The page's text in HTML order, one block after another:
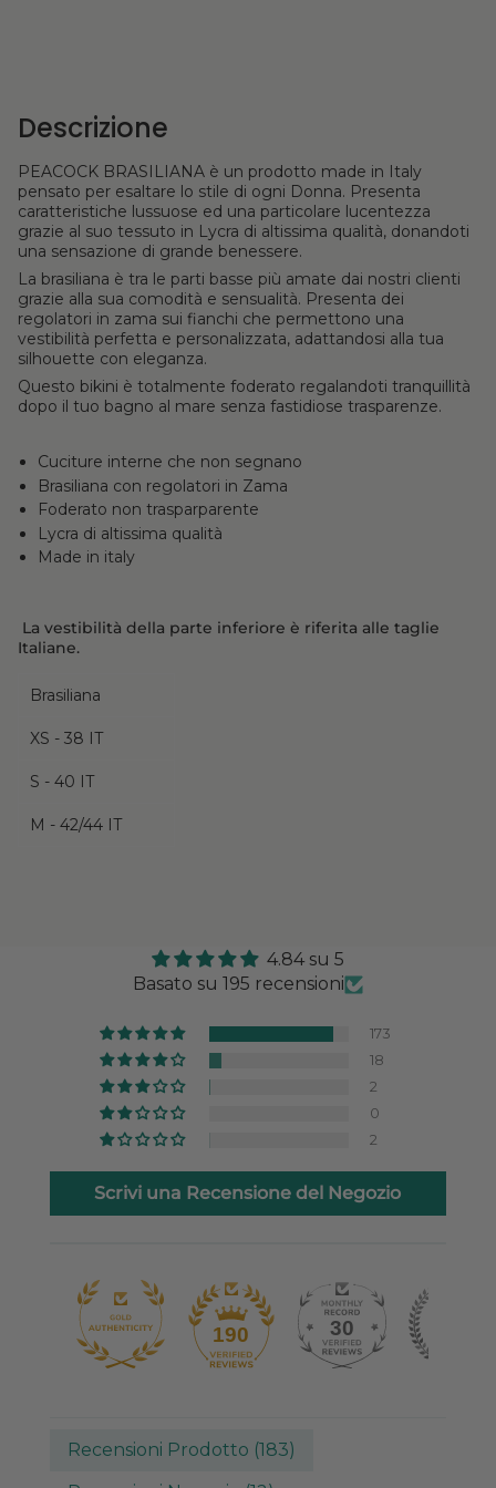
Descrizione
PEACOCK BRASILIANA è un prodotto made in Italy
pensato per esaltare lo stile di ogni Donna. Presenta
caratteristiche lussuose ed una particolare lucentezza
grazie al suo tessuto in Lycra di altissima qualità, donandoti
una sensazione di grande benessere.
La brasiliana è tra le parti basse più amate dai nostri clienti
grazie alla sua comodità e sensualità. Presenta dei
regolatori in zama sui fianchi che permettono una
vestibilità perfetta e personalizzata, adattandosi alla tua
silhouette con eleganza.
Questo bikini è totalmente foderato regalandoti tranquillità
dopo il tuo bagno al mare senza fastidiose trasparenze.
Cuciture interne che non segnano
Brasiliana con regolatori in Zama
Foderato non trasparparente
Lycra di altissima qualità
Made in italy
La vestibilità della parte inferiore è riferita alle taglie
Italiane.
Brasiliana
XS - 38 IT
S - 40 IT
M - 42/44 IT
4.84 su 5
Basato su 195 recensioni
173
18
2
0
2
Scrivi una Recensione del Negozio
190 30
Recensioni Prodotto (183)